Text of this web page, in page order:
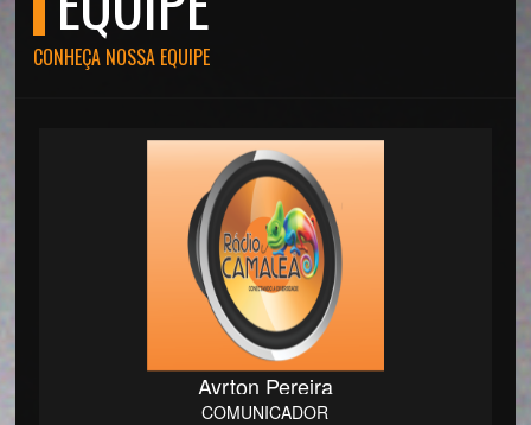
CONHEÇA NOSSA EQUIPE
Ayrton Pereira
COMUNICADOR